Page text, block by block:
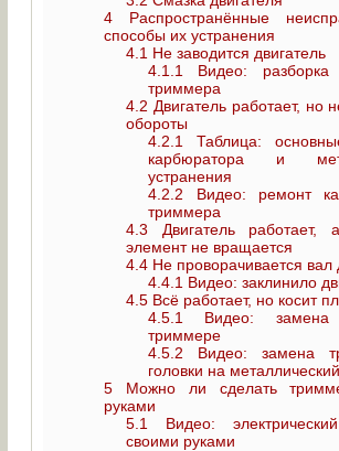
4 Распространённые
способы их устранения
4.1 Не заводится двигатель
4.1.1
Видео:
триммера
4.2 Двигатель работает, но
обороты
4.2.1
Таблица:
карбюратора и
устранения
4.2.2 Видео: ремонт
триммера
4.3 Двигатель работает,
элемент не вращается
4.4 Не проворачивается вал
4.4.1 Видео: заклинило
4.5 Всё работает, но косит
4.5.1
Видео:
триммере
4.5.2 Видео: замена
головки на
5 Можно ли сделать
руками
5.1
Видео:
своими руками